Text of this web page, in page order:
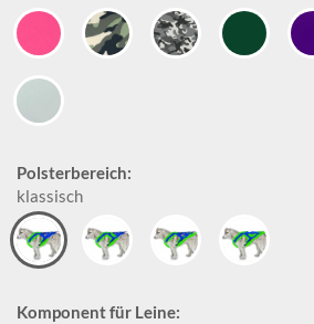
Polsterbereich:
klassisch
Komponent für Leine: